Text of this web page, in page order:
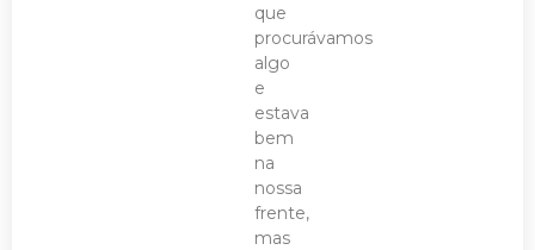
que
procurávamos
algo
e
estava
bem
na
nossa
frente,
mas